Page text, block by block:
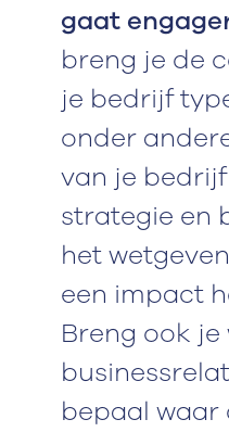
gaat
breng je de
je bedrijf
onder
van je
strategie en
het
een impact
Breng ook
bepaal waar